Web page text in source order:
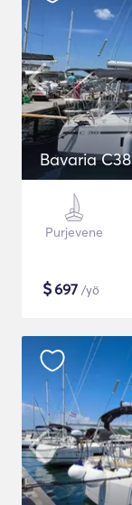
Bavaria C38
Purjevene
$697 /yö